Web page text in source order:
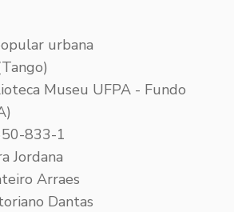
urbana
Museu UFPA - Fundo
833-1
Jordana
Arraes
Dantas